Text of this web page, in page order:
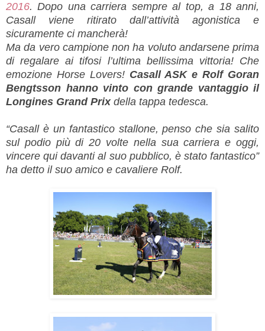
2016. Dopo una carriera sempre al top, a 18 anni,
Casall viene ritirato dall’attività agonistica e
sicuramente ci mancherà!
Ma da vero campione non ha voluto andarsene prima
di regalare ai tifosi l’ultima bellissima vittoria! Che
emozione Horse Lovers! Casall ASK e Rolf Goran
Bengtsson hanno vinto con grande vantaggio il
Longines Grand Prixdella tappa tedesca.
“Casall è un fantastico stallone, penso che sia salito
sul podio più di 20 volte nella sua carriera e oggi,
vincere qui davanti al suo pubblico, è stato fantastico”
ha detto il suo amico e cavaliere Rolf.